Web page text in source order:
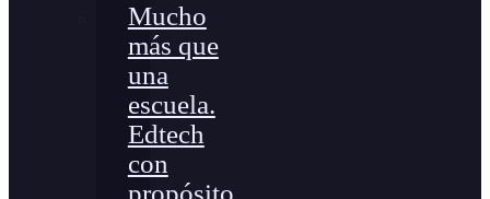
Mucho
más que
una
escuela.
Edtech
con
propósito